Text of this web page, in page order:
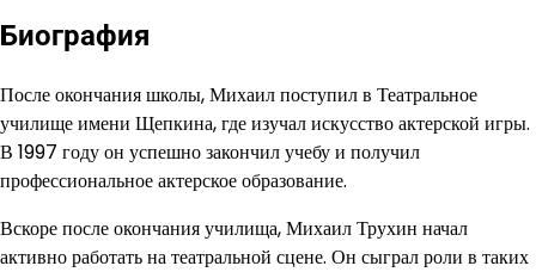
Биография
После окончания школы, Михаил поступил в Театральное
училище имени Щепкина, где изучал искусство актерской игры.
В 1997 году он успешно закончил учебу и получил
профессиональное актерское образование.
Вскоре после окончания училища, Михаил Трухин начал
активно работать на театральной сцене. Он сыграл роли в таких